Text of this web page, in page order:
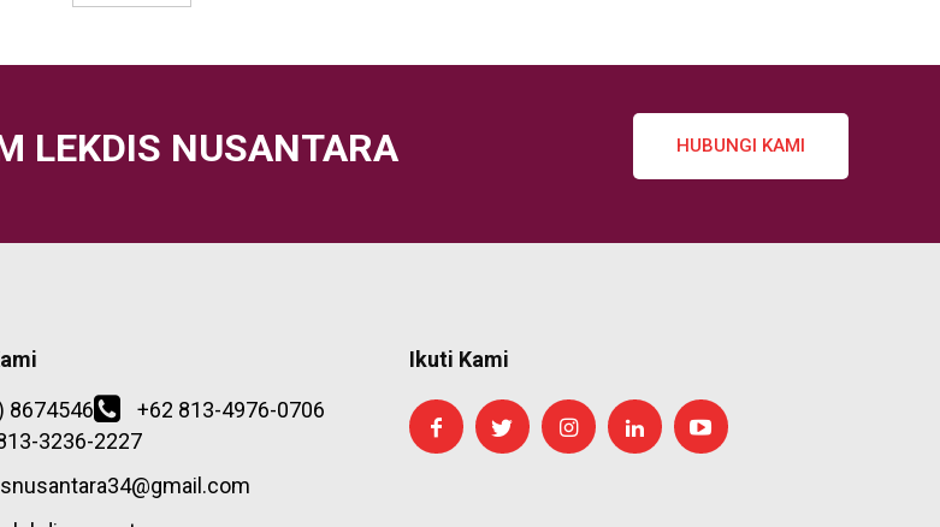
LEKDIS NUSANTARA HUBUNGI KAMI
8674546
+62 813-4976-0706
3236-2227
Ikuti Kami